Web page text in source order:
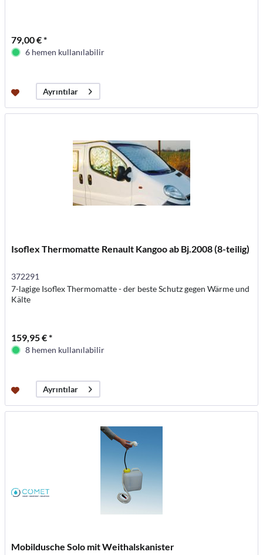
79,00 € *
6 hemen kullanılabilir
Ayrıntılar
Isoflex Thermomatte Renault Kangoo ab Bj.2008 (8-teilig)
372291
7-lagige Isoflex Thermomatte - der beste Schutz gegen Wärme und
Kälte
159,95 € *
8 hemen kullanılabilir
Ayrıntılar
Mobildusche Solo mit Weithalskanister